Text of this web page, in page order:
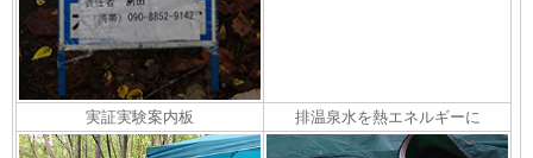
実証実験案内板 排温泉水を熱エネルギーに